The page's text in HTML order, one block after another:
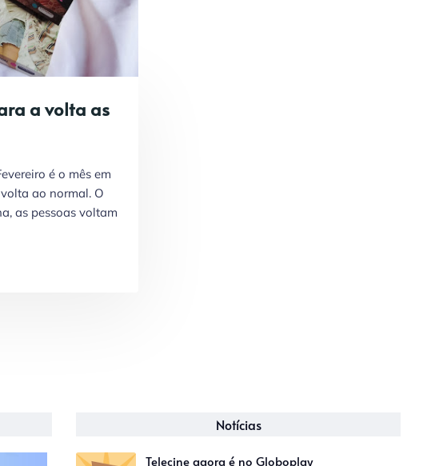
a volta as
é o mês em
ao normal. O
as pessoas voltam
Notícias
Telecine agora é no Globoplay